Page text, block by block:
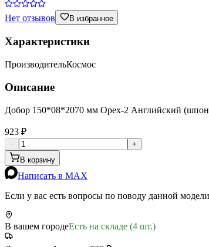
Нет отзывов В избранное
Характеристики
ПроизводительКосмос
Описание
Добор 150*08*2070 мм Орех-2 Английский
923 ₽
−
+
В корзину
Написать в MAX
Если у вас есть вопросы по поводу данной
В вашем городеЕсть на складе (4 шт.)